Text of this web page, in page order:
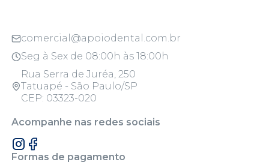
comercial@apoiodental.com.br
Seg à Sex de 08:00h às 18:00h
Rua Serra de Juréa, 250
Tatuapé - São Paulo/SP
CEP: 03323-020
Acompanhe nas redes sociais
Formas de pagamento